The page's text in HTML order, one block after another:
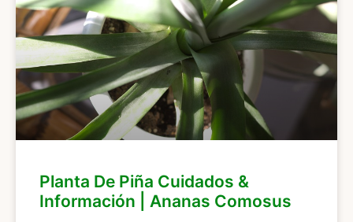
Planta De Piña Cuidados &
Información | Ananas Comosus